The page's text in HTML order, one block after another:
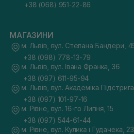
+38 (068) 951-22-86
МАГАЗИНИ
м. Львів, вул. Степана Бандери,
+38 (098) 778-13-79
м. Львів, вул. Івана Франка, 36
+38 (097) 611-95-94
м. Львів, вул. Академіка
+38 (097) 101-97-16
м. Рівне, вул. 16-го Липня, 15
+38 (097) 544-61-44
м. Рівне, вул. Кулика і Гудачека,